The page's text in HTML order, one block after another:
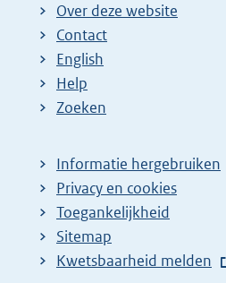
Over deze website
Contact
English
Help
Zoeken
Informatie hergebruiken
Privacy en cookies
Toegankelijkheid
Sitemap
E
Kwetsbaarheid melden